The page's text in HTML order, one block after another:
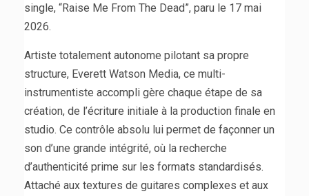
single, “Raise Me From The Dead”, paru le 17 mai
2026.
Artiste totalement autonome pilotant sa propre
structure, Everett Watson Media, ce multi-
instrumentiste accompli gère chaque étape de sa
création, de l’écriture initiale à la production finale en
studio. Ce contrôle absolu lui permet de façonner un
son d’une grande intégrité, où la recherche
d’authenticité prime sur les formats standardisés.
Attaché aux textures de guitares complexes et aux